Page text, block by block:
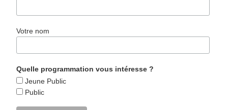
Votre nom
Quelle programmation vous intéresse ?
Jeune Public
Public